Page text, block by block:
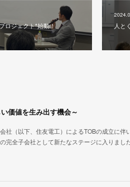
ロジェクト*始動！ 人と
価値を生み出す機会～
社（以下、住友電工）によるTOBの成立に伴
完全子会社として新たなステージに入りま